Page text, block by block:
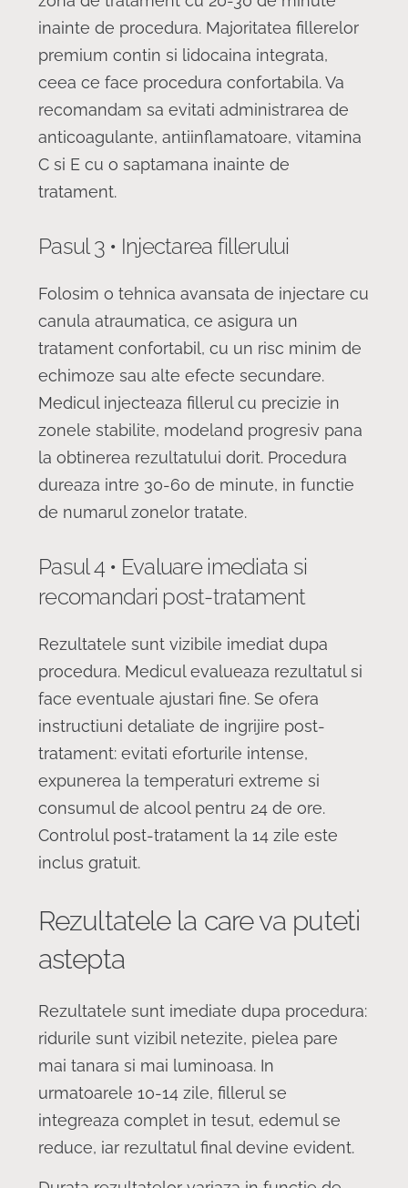
inainte de procedura. Majoritatea fillerelor
premium contin si lidocaina integrata,
ceea ce face procedura confortabila. Va
recomandam sa evitati administrarea de
anticoagulante, antiinflamatoare, vitamina
C si E cu o saptamana inainte de
tratament.
Pasul 3 • Injectarea fillerului
Folosim o tehnica avansata de injectare cu
canula atraumatica, ce asigura un
tratament confortabil, cu un risc minim de
echimoze sau alte efecte secundare.
Medicul injecteaza fillerul cu precizie in
zonele stabilite, modeland progresiv pana
la obtinerea rezultatului dorit. Procedura
dureaza intre 30-60 de minute, in functie
de numarul zonelor tratate.
Pasul 4 • Evaluare imediata si
recomandari post-tratament
Rezultatele sunt vizibile imediat dupa
procedura. Medicul evalueaza rezultatul si
face eventuale ajustari fine. Se ofera
instructiuni detaliate de ingrijire post-
tratament: evitati eforturile intense,
expunerea la temperaturi extreme si
consumul de alcool pentru 24 de ore.
Controlul post-tratament la 14 zile este
inclus gratuit.
Rezultatele la care va puteti
astepta
Rezultatele sunt imediate dupa procedura:
ridurile sunt vizibil netezite, pielea pare
mai tanara si mai luminoasa. In
urmatoarele 10-14 zile, fillerul se
integreaza complet in tesut, edemul se
reduce, iar rezultatul final devine evident.